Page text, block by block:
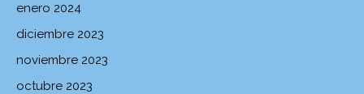
enero 2024
diciembre 2023
noviembre 2023
octubre 2023